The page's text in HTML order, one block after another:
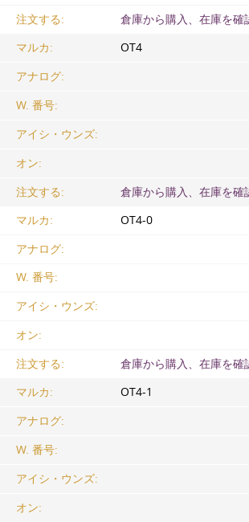
注文する:
倉庫から購入、在庫を確
マルカ:
ОТ4
アナログ:
W. 番号:
アイシ・ウンズ:
オン:
注文する:
倉庫から購入、在庫を確
マルカ:
ОТ4-0
アナログ:
W. 番号:
アイシ・ウンズ:
オン:
注文する:
倉庫から購入、在庫を確
マルカ:
OT4-1
アナログ:
W. 番号:
アイシ・ウンズ:
オン: